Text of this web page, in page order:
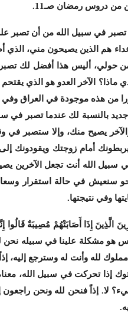
من دروس رمضان صـ11.
في سبيل الله من أن تصبر على
هم الذين يصيحون مني،
حولي، أليس هذا أفضل لك تصبر
ماذا؟ الآخر العدو هو الذي
من هذه موجودة في العراق
جديد بالنسبة لك عندما تصبر في
يصيح منك، وإلا ستصبر
يربطونك أمام زوجتك ويقودونك
سبيل الله أنت تجعل الآخرين
سنعيش في حالة استقرار
وفي نتيجتها.
هو مشكلة علينا في سبيله نحن
لله وأنت له وسترجع إليه،
إذا تحركت في سبيل الله،
لا. إذاً فنحن لله ونحن راجعون